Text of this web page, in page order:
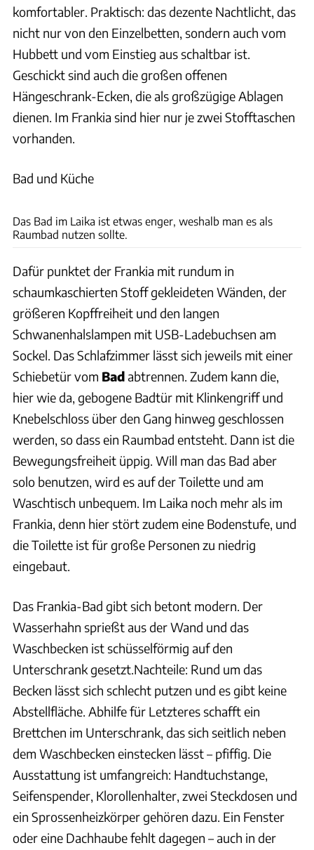
komfortabler. Praktisch: das dezente Nachtlicht, das
nicht nur von den Einzelbetten, sondern auch vom
Hubbett und vom Einstieg aus schaltbar ist.
Geschickt sind auch die großen offenen
Hängeschrank-Ecken, die als großzügige Ablagen
dienen. Im Frankia sind hier nur je zwei Stofftaschen
vorhanden.
Bad und Küche
Das Bad im Laika ist etwas enger, weshalb man es als
Raumbad nutzen sollte.
Dafür punktet der Frankia mit rundum in
schaumkaschierten Stoff gekleideten Wänden, der
größeren Kopffreiheit und den langen
Schwanenhalslampen mit USB-Ladebuchsen am
Sockel. Das Schlafzimmer lässt sich jeweils mit einer
Schiebetür vom Badabtrennen. Zudem kann die,
hier wie da, gebogene Badtür mit Klinkengriff und
Knebelschloss über den Gang hinweg geschlossen
werden, so dass ein Raumbad entsteht. Dann ist die
Bewegungsfreiheit üppig. Will man das Bad aber
solo benutzen, wird es auf der Toilette und am
Waschtisch unbequem. Im Laika noch mehr als im
Frankia, denn hier stört zudem eine Bodenstufe, und
die Toilette ist für große Personen zu niedrig
eingebaut.
Das Frankia-Bad gibt sich betont modern. Der
Wasserhahn sprießt aus der Wand und das
Waschbecken ist schüsselförmig auf den
Unterschrank gesetzt.Nachteile: Rund um das
Becken lässt sich schlecht putzen und es gibt keine
Abstellfläche. Abhilfe für Letzteres schafft ein
Brettchen im Unterschrank, das sich seitlich neben
dem Waschbecken einstecken lässt – pfiffig. Die
Ausstattung ist umfangreich: Handtuchstange,
Seifenspender, Klorollenhalter, zwei Steckdosen und
ein Sprossenheizkörper gehören dazu. Ein Fenster
oder eine Dachhaube fehlt dagegen – auch in der